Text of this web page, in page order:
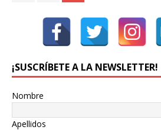
¡SUSCRÍBETE A LA NEWSLETTER!
Nombre
Apellidos